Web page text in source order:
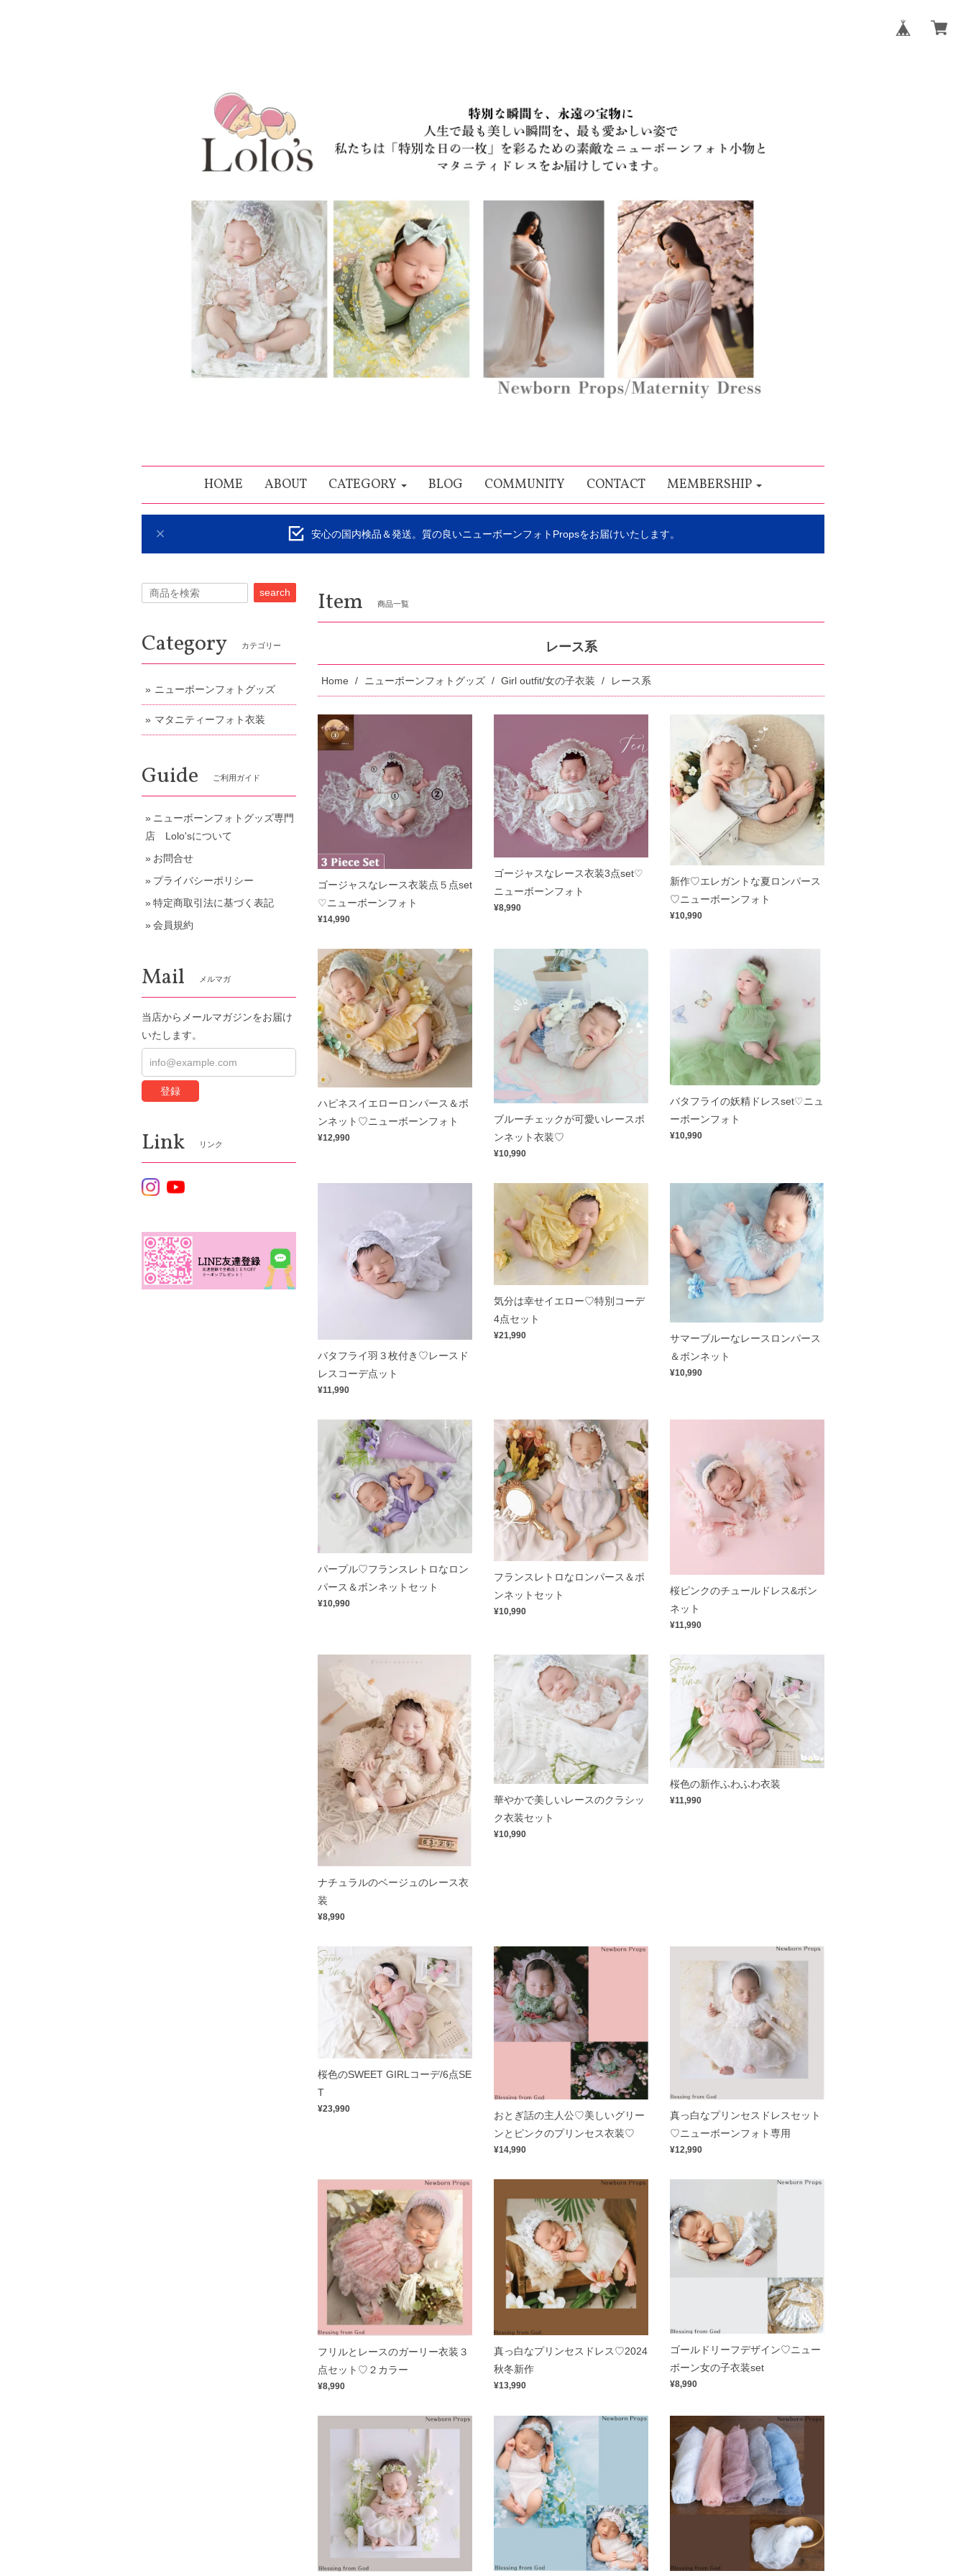
HOME ABOUT CATEGORY BLOG COMMUNITY CONTACT MEMBERSHIP
安心の国内検品＆発送。質の良いニューボーンフォトPropsをお届けいたします。
Item 商品一覧
レース系
Home ニューボーンフォトグッズ Girl outfit/女の子衣装 レース系
ゴージャスなレース衣装点５点set
♡ニューボーンフォト
¥14,990
ゴージャスなレース衣装3点set♡
ニューボーンフォト
¥8,990
新作♡エレガントな夏ロンパース
♡ニューボーンフォト
¥10,990
ハピネスイエローロンパース＆ボ
ンネット♡ニューボーンフォト
¥12,990
ブルーチェックが可愛いレースボ
ンネット衣装♡
¥10,990
バタフライの妖精ドレスset♡ニュ
ーボーンフォト
¥10,990
バタフライ羽３枚付き♡レースド
レスコーデ点ット
¥11,990
気分は幸せイエロー♡特別コーデ
4点セット
¥21,990
サマーブルーなレースロンパース
＆ボンネット
¥10,990
パープル♡フランスレトロなロン
パース＆ボンネットセット
¥10,990
フランスレトロなロンパース＆ボ
ンネットセット
¥10,990
桜ピンクのチュールドレス&ボン
ネット
¥11,990
ナチュラルのベージュのレース衣
装
¥8,990
華やかで美しいレースのクラシッ
ク衣装セット
¥10,990
桜色の新作ふわふわ衣装
¥11,990
桜色のSWEET GIRLコーデ/6点SE
T
¥23,990
おとぎ話の主人公♡美しいグリー
ンとピンクのプリンセス衣装♡
¥14,990
真っ白なプリンセスドレスセット
♡ニューボーンフォト専用
¥12,990
フリルとレースのガーリー衣装３
点セット♡２カラー
¥8,990
真っ白なプリンセスドレス♡2024
秋冬新作
¥13,990
ゴールドリーフデザイン♡ニュー
ボーン女の子衣装set
¥8,990
search
Category カテゴリー
ニューボーンフォトグッズ
マタニティーフォト衣装
Guide ご利用ガイド
ニューボーンフォトグッズ専門
店 Lolo'sについて
お問合せ
プライバシーポリシー
特定商取引法に基づく表記
会員規約
Mail メルマガ
当店からメールマガジンをお届け
いたします。
登録
Link リンク